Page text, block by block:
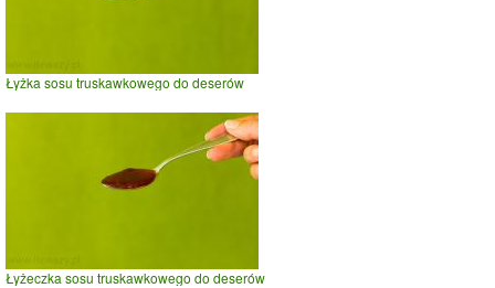
Łyżka sosu truskawkowego do deserów
Łyżeczka sosu truskawkowego do deserów